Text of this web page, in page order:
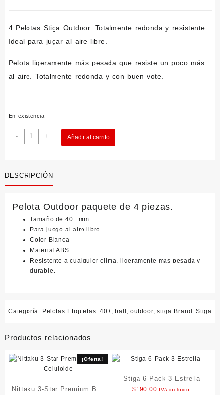
4 Pelotas Stiga Outdoor. Totalmente redonda y resistente.
Ideal para jugar al aire libre.
Pelota ligeramente más pesada que resiste un poco más
al aire. Totalmente redonda y con buen vote.
En existencia
-
Stiga
4-
cantidad
+ Añadir al carrito
DESCRIPCIÓN
Pelota Outdoor paquete de 4 piezas.
Tamaño de 40+ mm
Para juego al aire libre
Color Blanca
Material ABS
Resistente a cualquier clima, ligeramente más pesada y
durable.
Categoría: Pelotas Etiquetas:40+, ball ,outdoor,stiga Brand: Stiga
Productos relacionados
¡Oferta!
Nittaku 3-Star Premium Ball
Stiga 6-Pack 3-Estrella
$190.00 IVA incluido.